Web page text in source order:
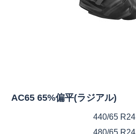
AC65 65%偏平(ラジアル)
440/65 R24
480/65 R24